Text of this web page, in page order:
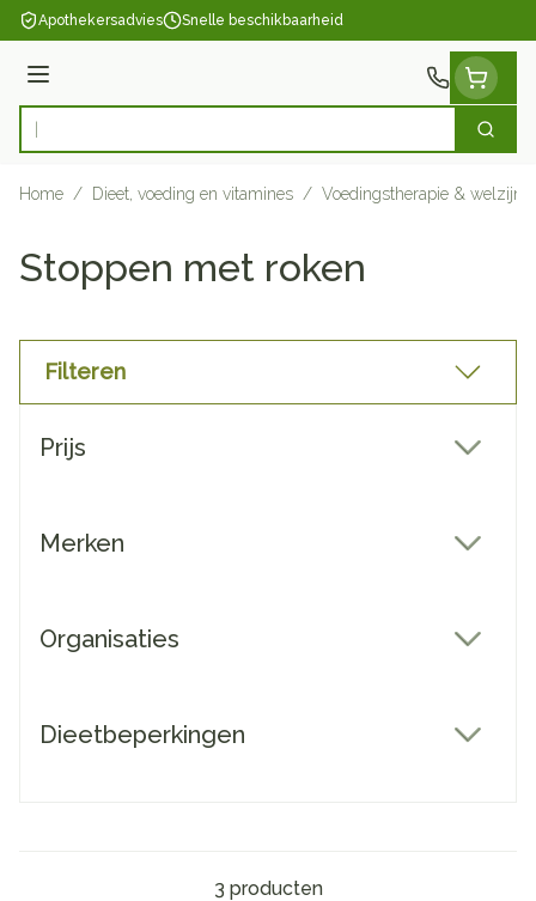
Ga naar de inhoud
Apothekersadvies Snelle beschikbaarheid
Menu
Product, merk, categorie... Zoek
Home / Dieet, voeding en vitamines / Voedingstherapie & welzijn
Stoppen met roken
Filteren
Prijs
Merken
Organisaties
Dieetbeperkingen
3 producten